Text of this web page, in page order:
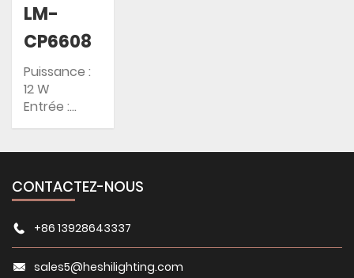
LM-
CP6608
Puissance :
12 W
Entrée :
Indice de
: IP65
CONTACTEZ-NOUS
+86 13928643337
sales5@heshilighting.com